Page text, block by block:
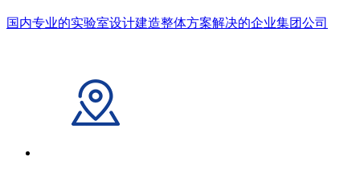
国内专业的实验室设计建造整体方案解决的企业集团公司